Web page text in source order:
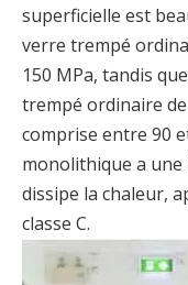
superficielle est
verre trempé
150 MPa, tandis
trempé ordinaire
comprise entre 90
monolithique a
dissipe la chaleur,
classe C.